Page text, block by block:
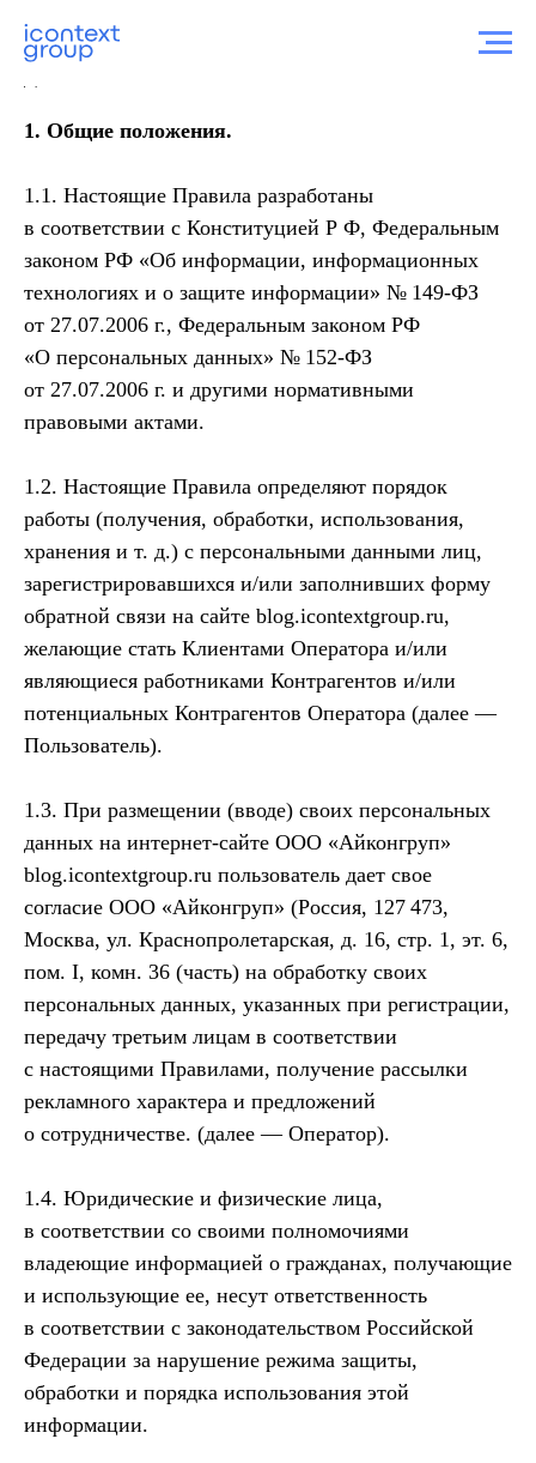
Политика обработки персональных
1. Общие положения.
1.1. Настоящие Правила разработаны
в соответствии с Конституцией Р Ф, Федеральным
законом РФ «Об информации, информационных
технологиях и о защите информации» № 149-ФЗ
от 27.07.2006 г., Федеральным законом РФ
«О персональных данных» № 152-ФЗ
от 27.07.2006 г. и другими нормативными
правовыми актами.
1.2. Настоящие Правила определяют порядок
работы (получения, обработки, использования,
хранения и т. д.) с персональными данными лиц,
зарегистрировавшихся и/или заполнивших форму
обратной связи на сайте blog.icontextgroup.ru,
желающие стать Клиентами Оператора и/или
являющиеся работниками Контрагентов и/или
потенциальных Контрагентов Оператора (далее —
Пользователь).
1.3. При размещении (вводе) своих персональных
данных на интернет-сайте ООО «Айконгруп»
blog.icontextgroup.ru пользователь дает свое
согласие ООО «Айконгруп» (Россия, 127 473,
Москва, ул. Краснопролетарская, д. 16, стр. 1, эт. 6,
пом. I, комн. 36 (часть) на обработку своих
персональных данных, указанных при регистрации,
передачу третьим лицам в соответствии
с настоящими Правилами, получение рассылки
рекламного характера и предложений
о сотрудничестве. (далее — Оператор).
1.4. Юридические и физические лица,
в соответствии со своими полномочиями
владеющие информацией о гражданах, получающие
и использующие ее, несут ответственность
в соответствии с законодательством Российской
Федерации за нарушение режима защиты,
обработки и порядка использования этой
информации.